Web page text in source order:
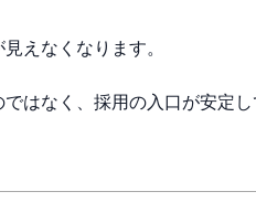
えなくなります。
はなく、採用の入口が安定